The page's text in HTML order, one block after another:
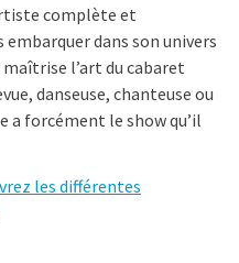
complète et
dans son univers
l’art du cabaret
danseuse, chanteuse ou
a forcément le show qu’il
les différentes